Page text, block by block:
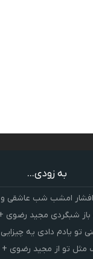
به زودی...
افشار امشب شب عاشقی
باز شبگردی مجید
تو یادم دادی یه
مثل تو از مجید رضوی